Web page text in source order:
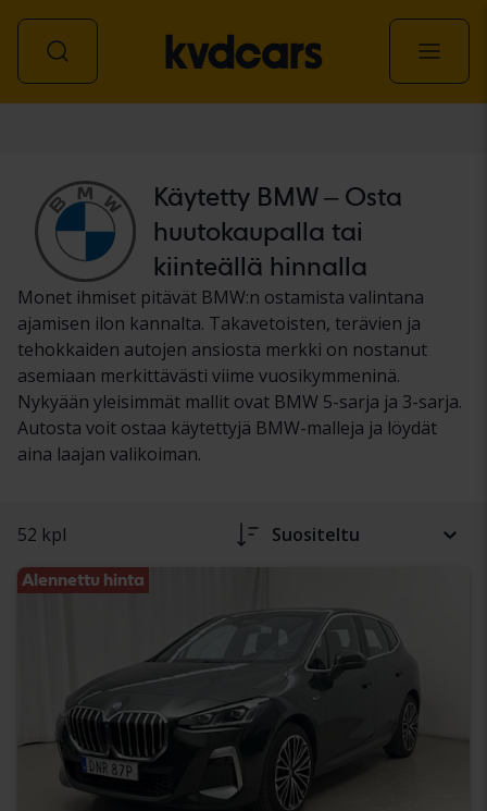
Käytetty BMW – Osta
huutokaupalla tai
kiinteällä hinnalla
Monet ihmiset pitävät BMW:n ostamista valintana
ajamisen ilon kannalta. Takavetoisten, terävien ja
tehokkaiden autojen ansiosta merkki on nostanut
asemiaan merkittävästi viime vuosikymmeninä.
Nykyään yleisimmät mallit ovat BMW 5-sarja ja 3-sarja.
Autosta voit ostaa käytettyjä BMW-malleja ja löydät
aina laajan valikoiman.
52 kpl Suositeltu
Alennettu hinta